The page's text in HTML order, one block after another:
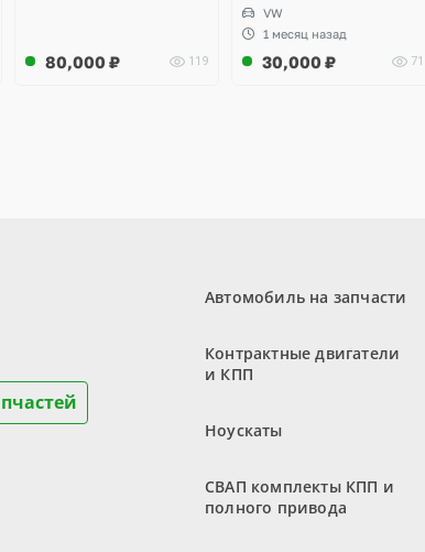
80,000 ₽ 119
VW
1 месяц назад
30,000 ₽ 71
Автомобиль на запчасти
Контрактные двигатели
и КПП
Ноускаты
СВАП комплекты КПП и
полного привода